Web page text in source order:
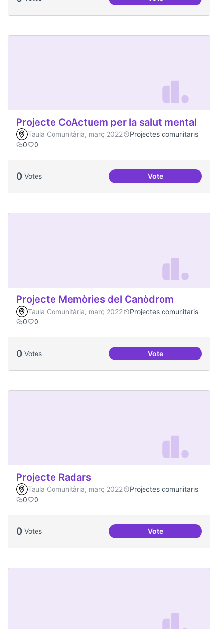
Processos
Projecte CoActuem per la salut mental
Taula Comunitària, març 2022
Projectes comunitaris
0
0
0 Votes VoteProjecte
Projecte Memòries del Canòdrom
Taula Comunitària, març 2022
Projectes comunitaris
0
0
0 Votes VoteProjecte
Projecte Radars
Taula Comunitària, març 2022
Projectes comunitaris
0
0
0 Votes VoteProjecte Radars